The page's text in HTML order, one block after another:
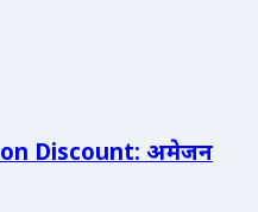
Discount: अमेजन